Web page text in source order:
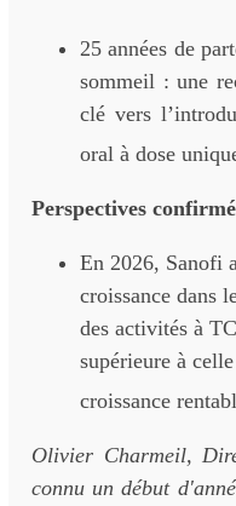
25 années de
sommeil : une
clé vers
oral à dose
Perspectives
En 2026, Sanofi
croissance dans
des activités à
supérieure à
croissance
Olivier Charmeil,
connu un début